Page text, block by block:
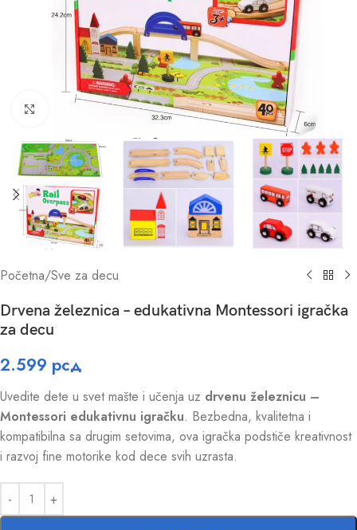
Click to enlarge
Početna/Sve za decu
Drvena železnica – edukativna Montessori igračka
za decu
2.599 рсд
Uvedite dete u svet mašte i učenja uz drvenu železnicu –
Montessori edukativnu igračku. Bezbedna, kvalitetna i
kompatibilna sa drugim setovima, ova igračka podstiče kreativnost
i razvoj fine motorike kod dece svih uzrasta.